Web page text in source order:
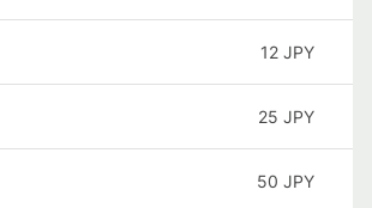
12 JPY
25 JPY
50 JPY